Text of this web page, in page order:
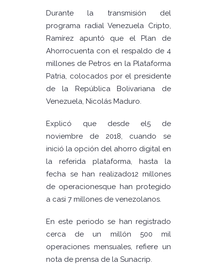
Durante la transmisión del
programa radial Venezuela Cripto,
Ramírez apuntó que el Plan de
Ahorrocuenta con el respaldo de 4
millones de Petros en la Plataforma
Patria, colocados por el presidente
de la República Bolivariana de
Venezuela, Nicolás Maduro.
Explicó que desde el5 de
noviembre de 2018, cuando se
inició la opción del ahorro digital en
la referida plataforma, hasta la
fecha se han realizado12 millones
de operacionesque han protegido
a casi 7 millones de venezolanos.
En este periodo se han registrado
cerca de un millón 500 mil
operaciones mensuales, refiere un
nota de prensa de la Sunacrip.